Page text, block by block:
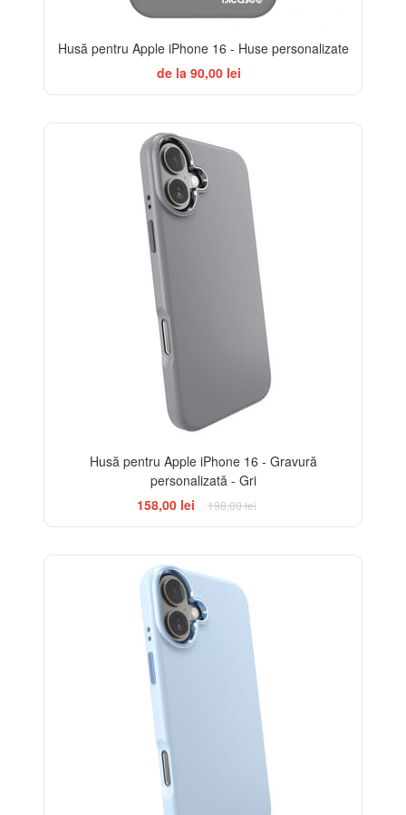
Husă pentru Apple iPhone 16 - Huse personalizate
de la 90,00 lei
Husă pentru Apple iPhone 16 - Gravură
personalizată - Gri
158,00 lei
198,00 lei